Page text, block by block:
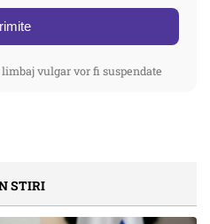
vulgar vor fi suspendate
STIRI